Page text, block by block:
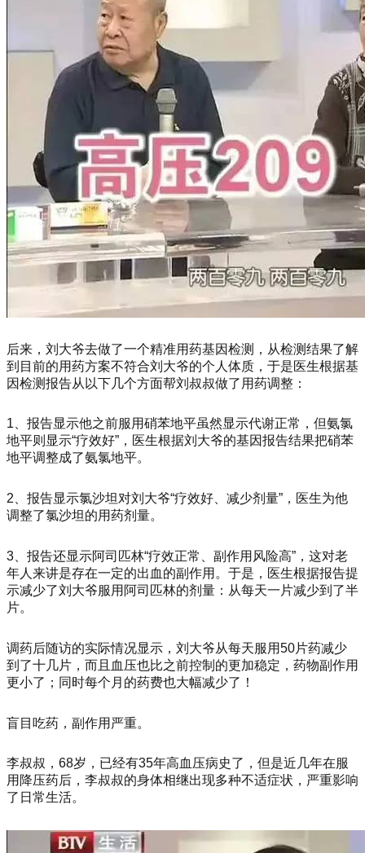
后来，刘大爷去做了一个精准用药基因检测，从检测结果了解
到目前的用药方案不符合刘大爷的个人体质，于是医生根据基
因检测报告从以下几个方面帮刘叔叔做了用药调整：
1、报告显示他之前服用硝苯地平虽然显示代谢正常，但氨氯
地平则显示“疗效好”，医生根据刘大爷的基因报告结果把硝苯
地平调整成了氨氯地平。
2、报告显示氯沙坦对刘大爷“疗效好、减少剂量”，医生为他
调整了氯沙坦的用药剂量。
3、报告还显示阿司匹林“疗效正常、副作用风险高”，这对老
年人来讲是存在一定的出血的副作用。于是，医生根据报告提
示减少了刘大爷服用阿司匹林的剂量：从每天一片减少到了半
片。
调药后随访的实际情况显示，刘大爷从每天服用50片药减少
到了十几片，而且血压也比之前控制的更加稳定，药物副作用
更小了；同时每个月的药费也大幅减少了！
盲目吃药，副作用严重。
李叔叔，68岁，已经有35年高血压病史了，但是近几年在服
用降压药后，李叔叔的身体相继出现多种不适症状，严重影响
了日常生活。